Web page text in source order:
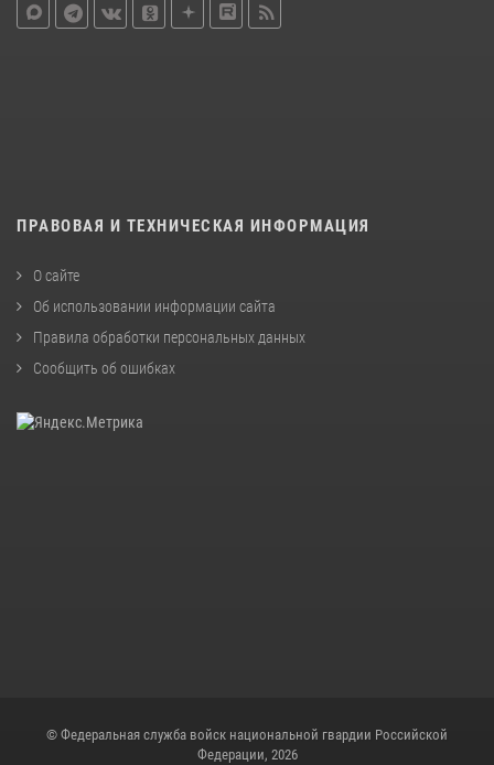
ПРАВОВАЯ И ТЕХНИЧЕСКАЯ ИНФОРМАЦИЯ
О сайте
Об использовании информации сайта
Правила обработки персональных данных
Сообщить об ошибках
© Федеральная служба войск национальной гвардии Российской
Федерации, 2026